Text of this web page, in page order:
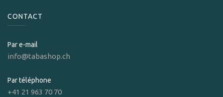
CONTACT
Par e-mail
info@tabashop.ch
Par téléphone
+41 21 963 70 70